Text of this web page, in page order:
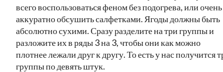
всего воспользоваться феном без подогрева, или очень
аккуратно обсушить салфетками. Ягоды должны быть
абсолютно сухими. Сразу разделите на три группы и
разложите их в ряды 3 на 3, чтобы они как можно
плотнее лежали друг к другу. То есть у нас получится
группы по девять штук.